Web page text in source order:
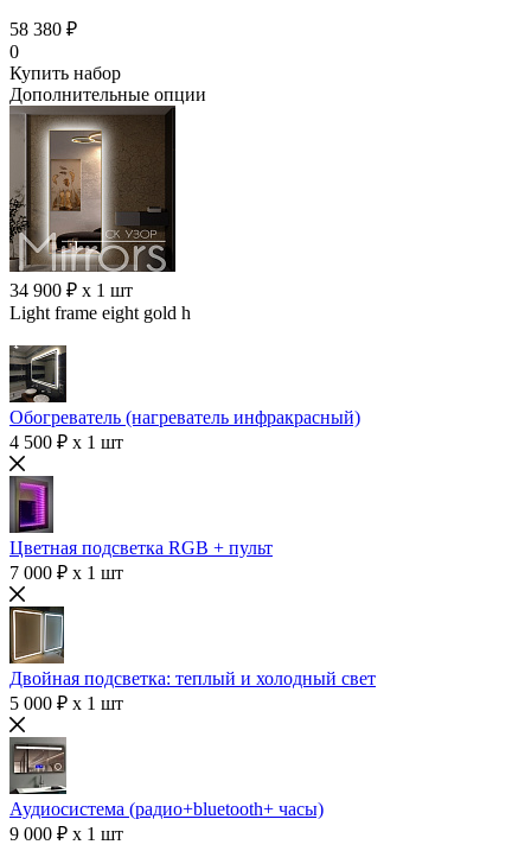
58 380 ₽
0
Купить набор
Дополнительные опции
34 900 ₽ x 1 шт
Light frame eight gold h
Обогреватель (нагреватель инфракрасный)
4 500 ₽ x 1 шт
Цветная подсветка RGB + пульт
7 000 ₽ x 1 шт
Двойная подсветка: теплый и холодный свет
5 000 ₽ x 1 шт
Аудиосистема (радио+bluetooth+ часы)
9 000 ₽ x 1 шт